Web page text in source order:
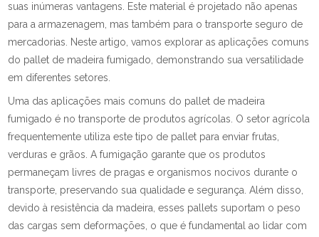
suas inúmeras vantagens. Este material é projetado não apenas
para a armazenagem, mas também para o transporte seguro de
mercadorias. Neste artigo, vamos explorar as aplicações comuns
do pallet de madeira fumigado, demonstrando sua versatilidade
em diferentes setores.
Uma das aplicações mais comuns do pallet de madeira
fumigado é no transporte de produtos agrícolas. O setor agrícola
frequentemente utiliza este tipo de pallet para enviar frutas,
verduras e grãos. A fumigação garante que os produtos
permaneçam livres de pragas e organismos nocivos durante o
transporte, preservando sua qualidade e segurança. Além disso,
devido à resistência da madeira, esses pallets suportam o peso
das cargas sem deformações, o que é fundamental ao lidar com